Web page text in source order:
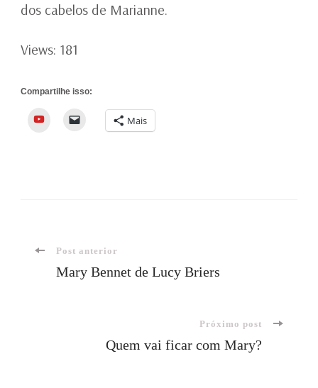
dos cabelos de Marianne.
Views: 181
Compartilhe isso:
YouTube Mais
Navegação
Post anterior
Mary Bennet de Lucy Briers
Próximo post
Quem vai ficar com Mary?